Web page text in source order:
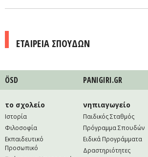
ΕΤΑΙΡΕΙΑ ΣΠΟΥΔΩΝ
ÖSD PANIGIRI.GR
το σχολείο
Ιστορία
Φιλοσοφία
Εκπαιδευτικό
Προσωπικό
νηπιαγωγείο
Παιδικός Σταθμός
Πρόγραμμα Σπουδών
Ειδικά Προγράμματα
Δραστηριότητες